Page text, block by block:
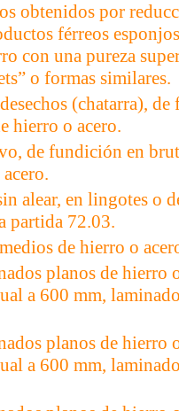
obtenidos por
férreos
con una pureza
o formas similares.
(chatarra),
hierro o acero.
de fundición en
alear, en lingotes o
partida 72.03.
de hierro o
planos de hierro
a 600 mm,
planos de hierro
a 600 mm,